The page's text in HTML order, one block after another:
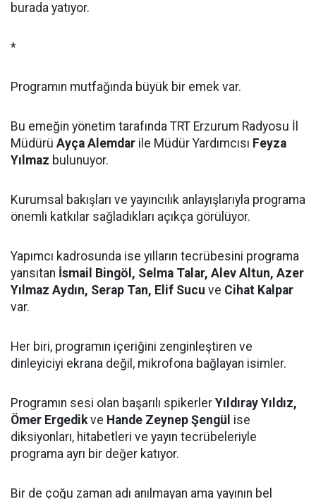
burada yatıyor.
*
Programın mutfağında büyük bir emek var.
Bu emeğin yönetim tarafında TRT Erzurum Radyosu İl
Müdürü Ayça Alemdar ile Müdür Yardımcısı Feyza
Yılmaz bulunuyor.
Kurumsal bakışları ve yayıncılık anlayışlarıyla programa
önemli katkılar sağladıkları açıkça görülüyor.
Yapımcı kadrosunda ise yılların tecrübesini programa
yansıtan İsmail Bingöl, Selma Talar, Alev Altun, Azer
Yılmaz Aydın, Serap Tan, Elif Sucu ve Cihat Kalpar
var.
Her biri, programın içeriğini zenginleştiren ve
dinleyiciyi ekrana değil, mikrofona bağlayan isimler.
Programın sesi olan başarılı spikerler Yıldıray Yıldız,
Ömer Ergedikve Hande Zeynep Şengül ise
diksiyonları, hitabetleri ve yayın tecrübeleriyle
programa ayrı bir değer katıyor.
Bir de çoğu zaman adı anılmayan ama yayının bel